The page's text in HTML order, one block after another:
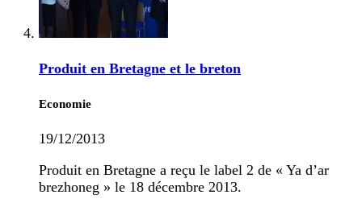
Produit en Bretagne et le breton
Economie
19/12/2013
Produit en Bretagne a reçu le label 2 de « Ya d’ar
brezhoneg » le 18 décembre 2013.